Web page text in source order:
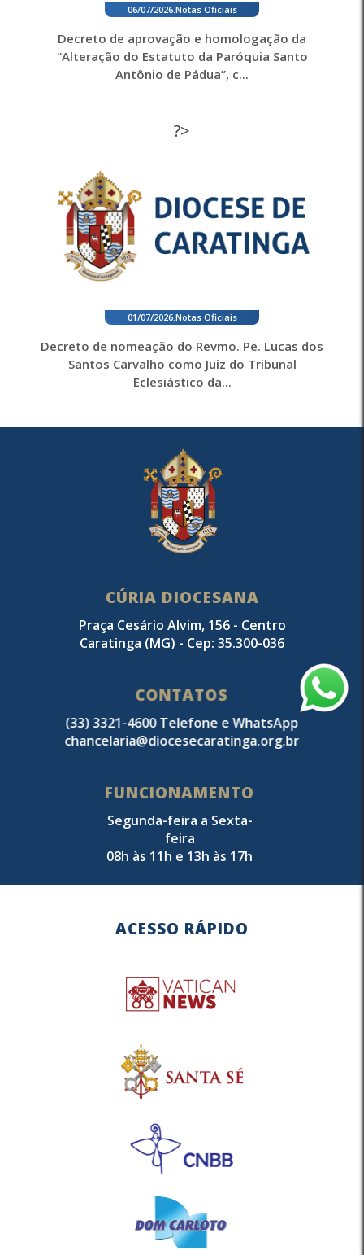
06/07/2026. Notas Oficiais
Decreto de aprovação e homologação da
“Alteração do Estatuto da Paróquia Santo
Antônio de Pádua”, c...
?>
01/07/2026. Notas Oficiais
Decreto de nomeação do Revmo. Pe. Lucas dos
Santos Carvalho como Juiz do Tribunal
Eclesiástico da...
CÚRIA DIOCESANA
Praça Cesário Alvim, 156 - Centro
Caratinga (MG) - Cep: 35.300-036
CONTATOS
(33) 3321-4600 Telefone e WhatsApp
chancelaria@diocesecaratinga.org.br
FUNCIONAMENTO
Segunda-feira a Sexta-
feira
08h às 11h e 13h às 17h
ACESSO RÁPIDO